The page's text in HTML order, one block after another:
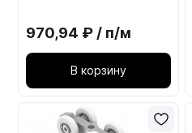
970,94 ₽ / п/м
В корзину